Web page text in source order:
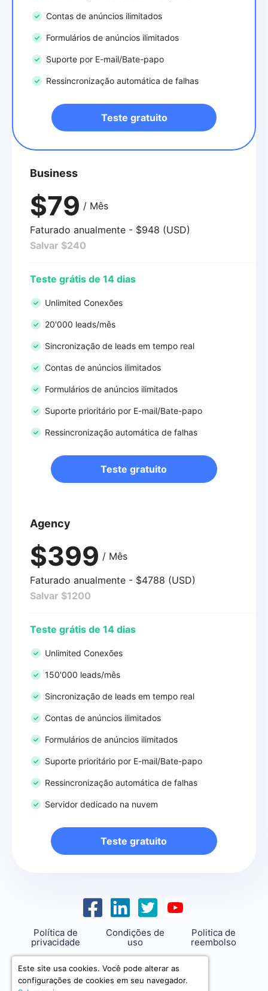
Contas de anúncios ilimitados
Formulários de anúncios ilimitados
Suporte por E-mail/Bate-papo
Ressincronização automática de falhas
Teste gratuito
Business
$79 / Mês
Faturado anualmente - $948 (USD)
Salvar $240
Teste grátis de 14 dias
Unlimited Conexões
20'000 leads/mês
Sincronização de leads em tempo real
Contas de anúncios ilimitados
Formulários de anúncios ilimitados
Suporte prioritário por E-mail/Bate-papo
Ressincronização automática de falhas
Teste gratuito
Agency
$399 / Mês
Faturado anualmente - $4788 (USD)
Salvar $1200
Teste grátis de 14 dias
Unlimited Conexões
150'000 leads/mês
Sincronização de leads em tempo real
Contas de anúncios ilimitados
Formulários de anúncios ilimitados
Suporte prioritário por E-mail/Bate-papo
Ressincronização automática de falhas
Servidor dedicado na nuvem
Teste gratuito
Política de
privacidade
Condições de
uso
Politica de
reembolso
support@savemyleads.com
Este site usa cookies. Você pode alterar as
configurações de cookies em seu navegador.